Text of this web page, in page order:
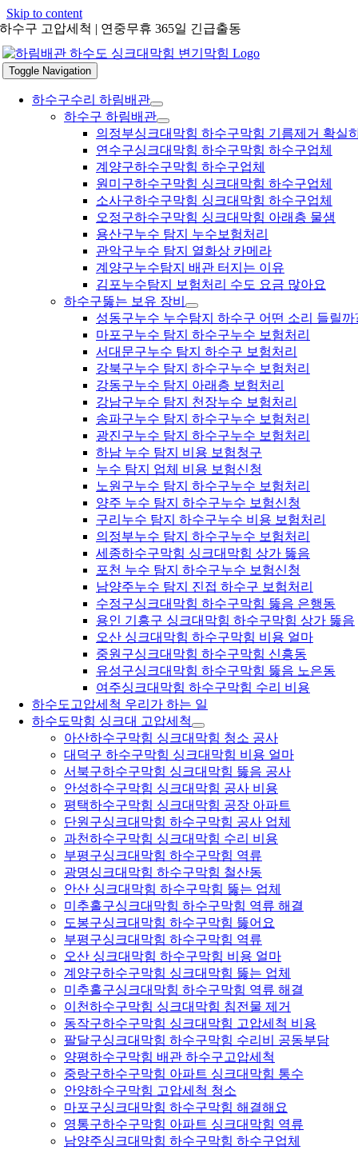
Skip to content
하수구 고압세척 | 연중무휴 365일 긴급출동
Toggle Navigation
하수구수리 하림배관
하수구 하림배관
의정부싱크대막힘 하수구막힘 기름제거 확실
연수구싱크대막힘 하수구막힘 하수구업체
계양구하수구막힘 하수구업체
원미구하수구막힘 싱크대막힘 하수구업체
소사구하수구막힘 싱크대막힘 하수구업체
오정구하수구막힘 싱크대막힘 아래층 물샘
용산구누수 탐지 누수보험처리
관악구누수 탐지 열화상 카메라
계양구누수탐지 배관 터지는 이유
김포누수탐지 보험처리 수도 요금 많아요
하수구뚫는 보유 장비
성동구누수 누수탐지 하수구 어떤 소리 들릴까
마포구누수 탐지 하수구누수 보험처리
서대문구누수 탐지 하수구 보험처리
강북구누수 탐지 하수구누수 보험처리
강동구누수 탐지 아래층 보험처리
강남구누수 탐지 천장누수 보험처리
송파구누수 탐지 하수구누수 보험처리
광진구누수 탐지 하수구누수 보험처리
하남 누수 탐지 비용 보험청구
누수 탐지 업체 비용 보험신청
노원구누수 탐지 하수구누수 보험처리
양주 누수 탐지 하수구누수 보험신청
구리누수 탐지 하수구누수 비용 보험처리
의정부누수 탐지 하수구누수 보험처리
세종하수구막힘 싱크대막힘 상가 뚫음
포천 누수 탐지 하수구누수 보험신청
남양주누수 탐지 진접 하수구 보험처리
수정구싱크대막힘 하수구막힘 뚫음 은행동
용인 기흥구 싱크대막힘 하수구막힘 상가 뚫음
오산 싱크대막힘 하수구막힘 비용 얼마
중원구싱크대막힘 하수구막힘 신흥동
유성구싱크대막힘 하수구막힘 뚫음 노은동
여주싱크대막힘 하수구막힘 수리 비용
하수도고압세척 우리가 하는 일
하수도막힘 싱크대 고압세척
아산하수구막힘 싱크대막힘 청소 공사
대덕구 하수구막힘 싱크대막힘 비용 얼마
서북구하수구막힘 싱크대막힘 뚫음 공사
안성하수구막힘 싱크대막힘 공사 비용
평택하수구막힘 싱크대막힘 공장 아파트
단원구싱크대막힘 하수구막힘 공사 업체
과천하수구막힘 싱크대막힘 수리 비용
부평구싱크대막힘 하수구막힘 역류
광명싱크대막힘 하수구막힘 철산동
안산 싱크대막힘 하수구막힘 뚫는 업체
미추홀구싱크대막힘 하수구막힘 역류 해결
도봉구싱크대막힘 하수구막힘 뚫어요
부평구싱크대막힘 하수구막힘 역류
오산 싱크대막힘 하수구막힘 비용 얼마
계양구하수구막힘 싱크대막힘 뚫는 업체
미추홀구싱크대막힘 하수구막힘 역류 해결
이천하수구막힘 싱크대막힘 침전물 제거
동작구하수구막힘 싱크대막힘 고압세척 비용
팔달구싱크대막힘 하수구막힘 수리비 공동부담
양평하수구막힘 배관 하수구고압세척
중랑구하수구막힘 아파트 싱크대막힘 통수
안양하수구막힘 고압세척 청소
마포구싱크대막힘 하수구막힘 해결해요
영통구하수구막힘 아파트 싱크대막힘 역류
남양주싱크대막힘 하수구막힘 하수구업체